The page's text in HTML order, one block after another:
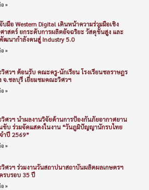
»
บมือ Western Digital เดินหน้าความร่วมมือเชิง
าสตร์ ยกระดับการผลิตอัจฉริยะ วัสดุขั้นสูง และ
ฒนากำลังคนสู่ Industry 5.0
»
ศวฯ ต้อนรับ คณะครู-นักเรียน โรงเรียนชลราษฎร
จ.ชลบุรี เยี่ยมชมคณะวิศวฯ
»
ศวฯ นำผลงานวิจัยด้านการป้องกันภัยอากาศยาน
ขับ ร่วมจัดแสดงในงาน “วันภูมิปัญญานักรบไทย
ำปี 2569”
»
ศวฯ ร่วมงานวันสถาปนาสถาบันผลิตผลเกษตรฯ
รบรอบ 35 ปี
»